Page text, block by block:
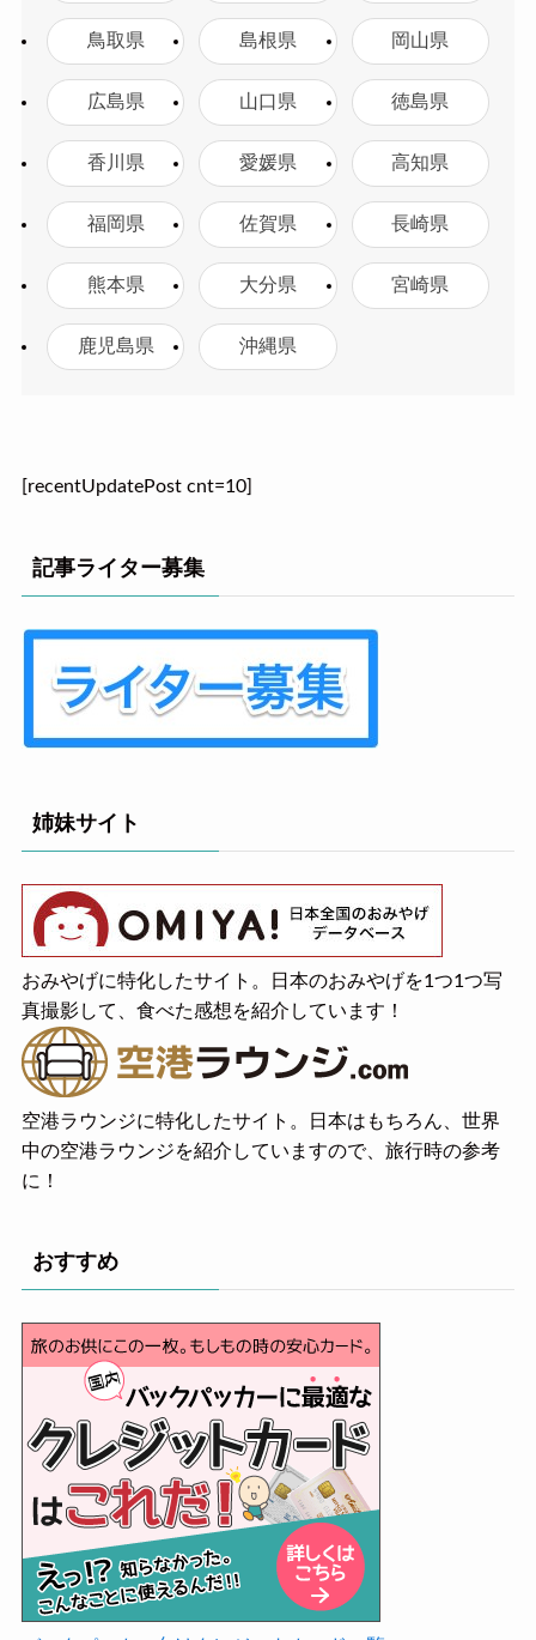
鳥取県 島根県 岡山県
広島県 山口県 徳島県
香川県 愛媛県 高知県
福岡県 佐賀県 長崎県
熊本県 大分県 宮崎県
鹿児島県 沖縄県
[recentUpdatePost cnt=10]
記事ライター募集
姉妹サイト
おみやげに特化したサイト。日本のおみやげを1つ1つ写
真撮影して、食べた感想を紹介しています！
空港ラウンジに特化したサイト。日本はもちろん、世界
中の空港ラウンジを紹介していますので、旅行時の参考
に！
おすすめ